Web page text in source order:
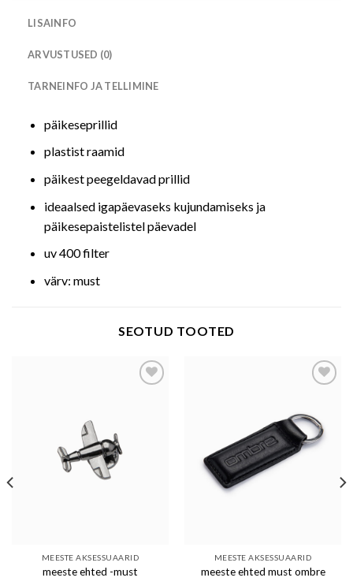
LISAINFO
ARVUSTUSED (0)
TARNEINFO JA TELLIMINE
päikeseprillid
plastist raamid
päikest peegeldavad prillid
ideaalsed igapäevaseks kujundamiseks ja
päikesepaistelistel päevadel
uv 400 filter
värv: must
SEOTUD TOOTED
MEESTE AKSESSUAARID
meeste ehted -must
Add to wishlist
MEESTE AKSESSUAARID
meeste ehted must ombre